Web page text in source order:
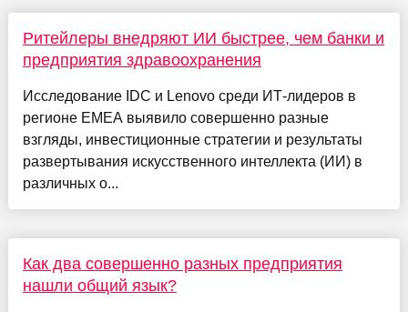
Ритейлеры внедряют ИИ быстрее, чем банки и
предприятия здравоохранения
Исследование IDC и Lenovo среди ИТ-лидеров в
регионе EMEA выявило совершенно разные
взгляды, инвестиционные стратегии и результаты
развертывания искусственного интеллекта (ИИ) в
различных о...
Как два совершенно разных предприятия
нашли общий язык?